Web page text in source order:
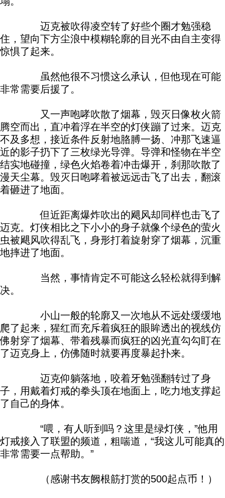
迈克被吹得凌空转了好些个圈才勉强稳
住，望向下方尘浪中模糊轮廓的目光不由自主变得
惊惧了起来。
虽然他很不习惯这么承认，但他现在可能
非常需要后援了。
又一声咆哮吹散了烟幕，毁灭日像枚火箭
腾空而出，直冲着浮在半空的灯侠蹦了过来。迈克
不及多想，接近条件反射地胳膊一扬、冲那飞速逼
近的影子扔下了三枚绿光导弹。导弹和怪物在半空
结实地碰撞，绿色火焰卷着冲击爆开，刹那吹散了
漫天尘幕。毁灭日咆哮着被远远击飞了出去，翻滚
着砸进了地面。
但近距离爆炸吹出的飓风却同样也击飞了
迈克。灯侠相比之下小小的身子就像个绿色的萤火
虫被飓风吹得乱飞，身形打着旋射穿了烟幕，沉重
地摔进了地面。
当然，事情肯定不可能这么轻松就得到解
决。
小山一般的轮廓又一次地从不远处缓缓地
爬了起来，猩红而充斥着疯狂的眼眸透出的视线仿
佛射穿了烟幕、带着残暴而疯狂的凶光直勾勾盯在
了迈克身上，仿佛随时就要再度暴起扑来。
迈克仰躺落地，咬着牙勉强翻转过了身
子，用戴着灯戒的拳头顶在地面上，吃力地支撑起
了自己的身体。
“喂，有人听到吗？这里是绿灯侠，”他用
灯戒接入了联盟的频道，粗喘道，“我这儿可能真的
非常需要一点帮助。”
（感谢书友阙根筋打赏的500起点币！）